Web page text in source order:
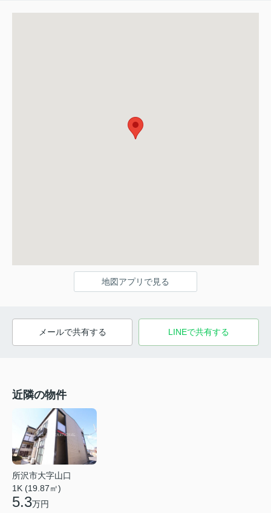
地図アプリで見る
メールで共有する LINEで共有する
近隣の物件
所沢市大字山口
1K (19.87㎡)
5.3万円